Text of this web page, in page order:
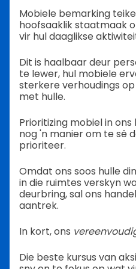
Mobiele bemarking
hoofsaaklik staatmaak
vir hul daaglikse
Dit is haalbaar deur
te lewer, hul mobiele
sterkere verhoudings
met hulle.
Prioritizing mobiel in
nog 'n manier om te sê
prioriteer.
Omdat ons soos hulle
in die ruimtes verskyn
deurbring, sal ons
aantrek.
In kort, ons
Die beste kursus van